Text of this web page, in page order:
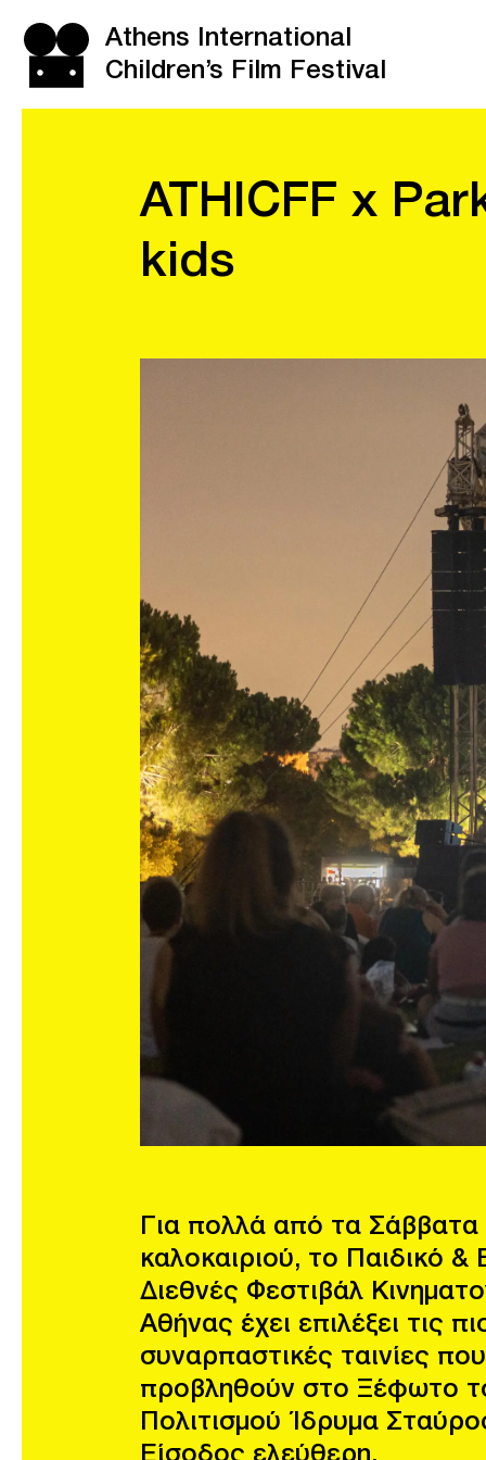
Athens International
Children’s Film Festival
ATHICFF x
kids
Για πολλά από τα Σάββατα
καλοκαιριού, το Παιδικό &
Διεθνές Φεστιβάλ
Αθήνας έχει επιλέξει τις
συναρπαστικές ταινίες
προβληθούν στο Ξέφωτο
Πολιτισμού Ίδρυμα
Eίσοδος ελεύθερη.